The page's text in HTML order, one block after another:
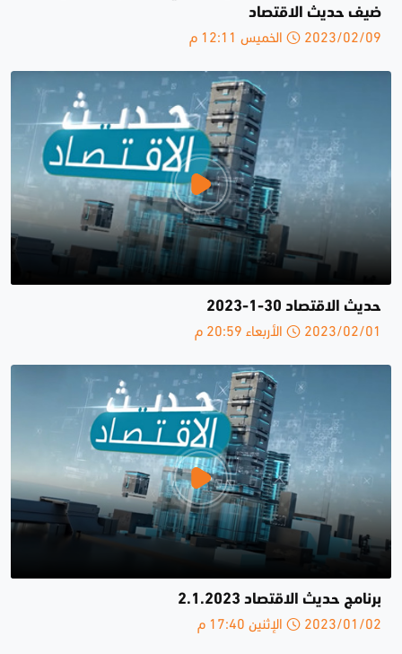
ضيف حديث الاقتصاد
2023/02/09 الخميس 12:11 م
حديث الاقتصاد 30-1-2023
2023/02/01 الأربعاء 20:59 م
برنامج حديث الاقتصاد 2.1.2023
2023/01/02 الإثنين 17:40 م